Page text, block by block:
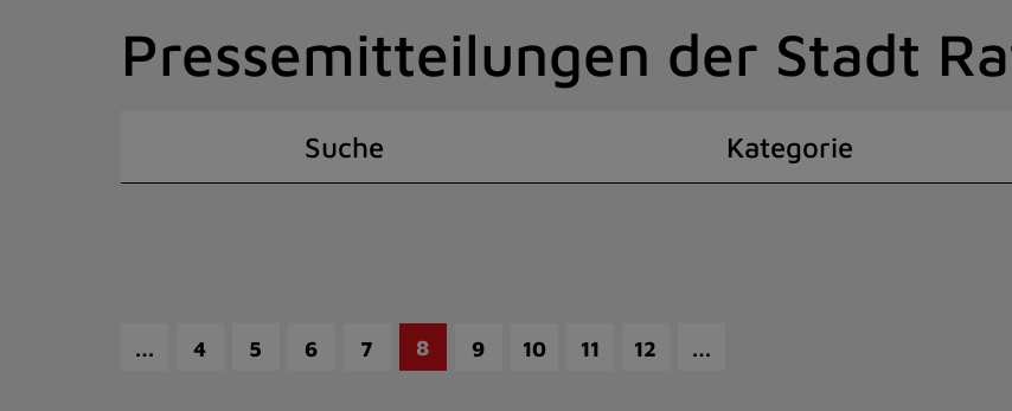
Pressemitteilungen der Stadt
Suche Kategorie
… 4 5 6 7 8 9 10 11 12 …